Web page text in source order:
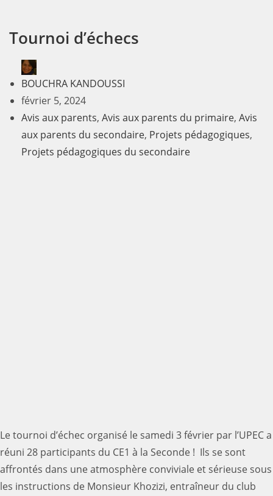
Tournoi d’échecs
BOUCHRA KANDOUSSI
février 5, 2024
Avis aux parents, Avis aux parents du primaire, Avis
aux parents du secondaire, Projets pédagogiques,
Projets pédagogiques du secondaire
Le tournoi d’échec organisé le samedi 3 février par l’UPEC a
réuni 28 participants du CE1 à la Seconde ! Ils se sont
affrontés dans une atmosphère conviviale et sérieuse sous
les instructions de Monsieur Khozizi, entraîneur du club